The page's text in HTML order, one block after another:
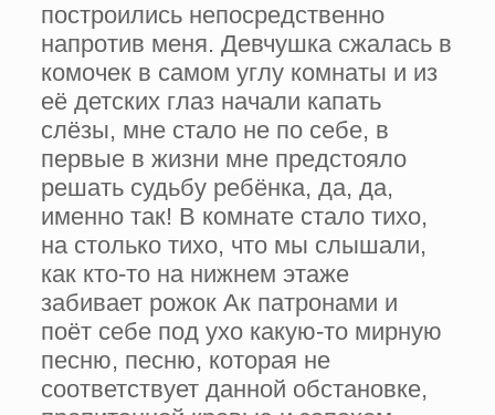
построились непосредственно
напротив меня. Девчушка сжалась в
комочек в самом углу комнаты и из
её детских глаз начали капать
слёзы, мне стало не по себе, в
первые в жизни мне предстояло
решать судьбу ребёнка, да, да,
именно так! В комнате стало тихо,
на столько тихо, что мы слышали,
как кто-то на нижнем этаже
забивает рожок Ак патронами и
поёт себе под ухо какую-то мирную
песню, песню, которая не
соответствует данной обстановке,